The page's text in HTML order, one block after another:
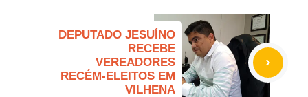
DEPUTADO JESUÍNO
RECEBE
VEREADORES
RECÉM-ELEITOS EM
VILHENA